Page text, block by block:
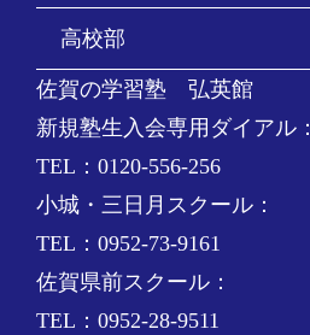
高校部
佐賀の学習塾 弘英館
新規塾生入会専用ダイアル：
TEL：0120-556-256
小城・三日月スクール：
TEL：0952-73-9161
佐賀県前スクール：
TEL：0952-28-9511